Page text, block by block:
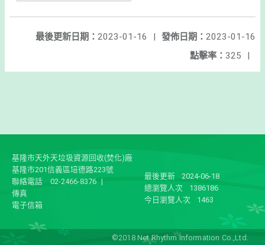
發佈日期： 2023-01-16
最後更新日期： 2023-01-16
|
點擊率： 325 |
基隆市天外天垃圾資源回收(焚化)廠
基隆市201信義區培德路223號
聯絡電話
02-2466-8376 |
傳真
電子信箱
最後更新
2024-06-18
總瀏覽人次
1386186
今日瀏覽人次
1463
©2018 Net Rhythm Information Co.,Ltd.